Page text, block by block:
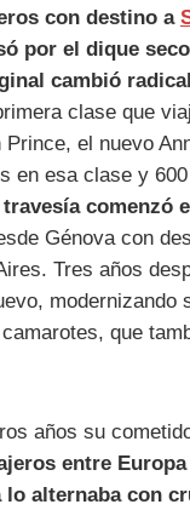
con destino a
por el dique
cambió
clase que
Prince, el nuevo
en esa clase y
comenzó
Génova con
Tres años
modernizando
que
años su
entre
lo alternaba con